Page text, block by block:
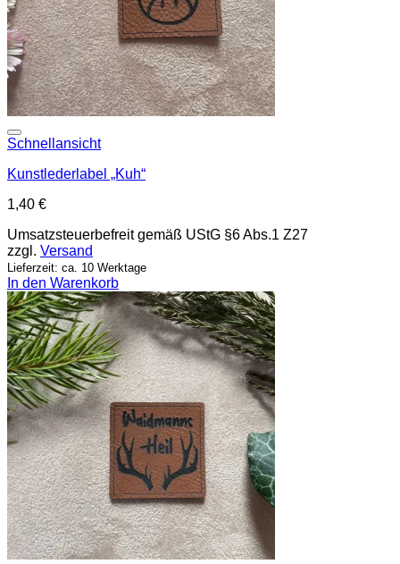
Schnellansicht
Kunstlederlabel „Kuh“
1,40 €
Umsatzsteuerbefreit gemäß UStG §6 Abs.1 Z27
zzgl. Versand
Lieferzeit: ca. 10 Werktage
In den Warenkorb